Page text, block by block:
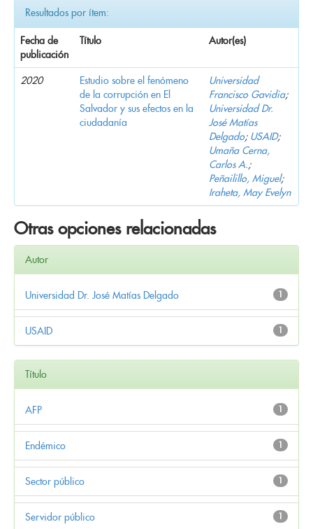
Resultados por ítem:
Fecha de
publicación
Título Autor(es)
2020
Estudio sobre el fenómeno
de la corrupción en El
Salvador y sus efectos en la
ciudadanía
Universidad
Francisco Gavidia;
Universidad Dr.
José Matías
Delgado; USAID;
Umaña Cerna,
Carlos A.;
Peñailillo, Miguel;
Iraheta, May Evelyn
Otras opciones relacionadas
Autor
1
Universidad Dr. José Matías Delgado
1
USAID
Título
1
AFP
1
Endémico
1
Sector público
1
Servidor público